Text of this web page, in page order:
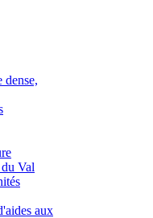
dense,
Val
aux